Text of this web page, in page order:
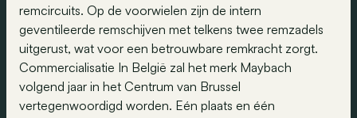
remcircuits. Op de voorwielen zijn de intern
geventileerde remschijven met telkens twee remzadels
uitgerust, wat voor een betrouwbare remkracht zorgt.
Commercialisatie In België zal het merk Maybach
volgend jaar in het Centrum van Brussel
vertegenwoordigd worden. Eén plaats en één